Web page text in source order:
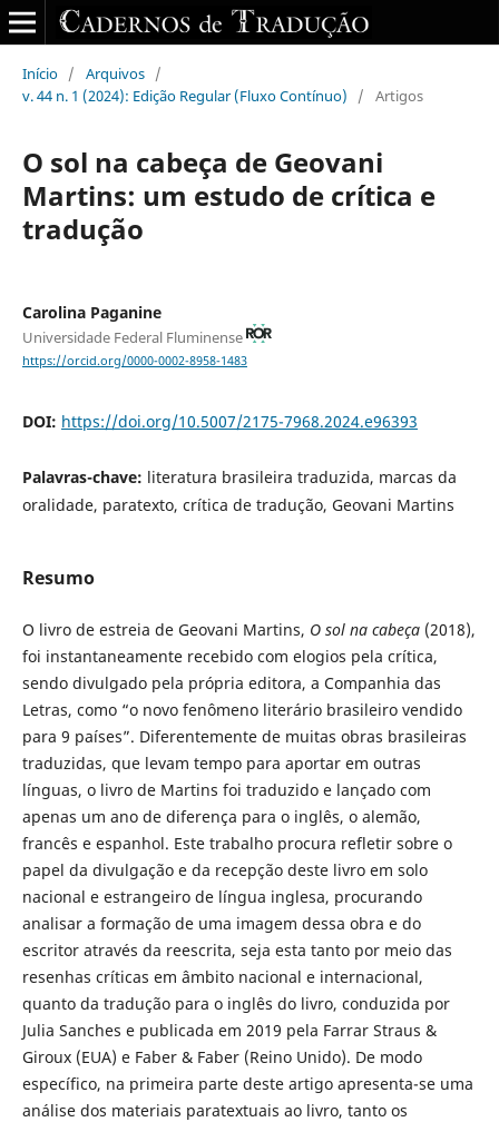
Início / Arquivos /
v. 44 n. 1 (2024): Edição Regular (Fluxo Contínuo)
/ Artigos
O sol na cabeça de Geovani
Martins: um estudo de crítica e
tradução
Carolina Paganine
Universidade Federal Fluminense
https://orcid.org/0000-0002-8958-1483
DOI: https://doi.org/10.5007/2175-7968.2024.e96393
Palavras-chave: literatura brasileira traduzida, marcas da
oralidade, paratexto, crítica de tradução, Geovani Martins
Resumo
O livro de estreia de Geovani Martins, O sol na cabeça(2018),
foi instantaneamente recebido com elogios pela crítica,
sendo divulgado pela própria editora, a Companhia das
Letras, como “o novo fenômeno literário brasileiro vendido
para 9 países”. Diferentemente de muitas obras brasileiras
traduzidas, que levam tempo para aportar em outras
línguas, o livro de Martins foi traduzido e lançado com
apenas um ano de diferença para o inglês, o alemão,
francês e espanhol. Este trabalho procura refletir sobre o
papel da divulgação e da recepção deste livro em solo
nacional e estrangeiro de língua inglesa, procurando
analisar a formação de uma imagem dessa obra e do
escritor através da reescrita, seja esta tanto por meio das
resenhas críticas em âmbito nacional e internacional,
quanto da tradução para o inglês do livro, conduzida por
Julia Sanches e publicada em 2019 pela Farrar Straus &
Giroux (EUA) e Faber & Faber (Reino Unido). De modo
específico, na primeira parte deste artigo apresenta-se uma
análise dos materiais paratextuais ao livro, tanto os